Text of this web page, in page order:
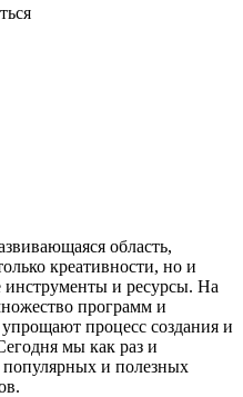
область,
креативности, но и
инструменты и ресурсы. На
программ и
процесс создания и
мы как раз и
популярных и полезных